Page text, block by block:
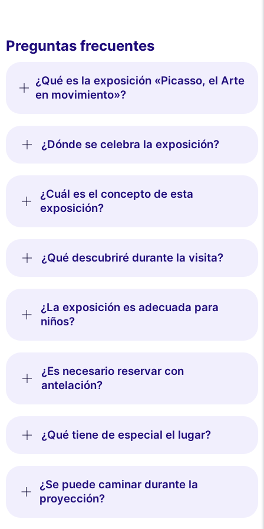
Preguntas frecuentes
¿Qué es la exposición «Picasso, el Arte
en movimiento»?
¿Dónde se celebra la exposición?
¿Cuál es el concepto de esta
exposición?
¿Qué descubriré durante la visita?
¿La exposición es adecuada para
niños?
¿Es necesario reservar con
antelación?
¿Qué tiene de especial el lugar?
¿Se puede caminar durante la
proyección?